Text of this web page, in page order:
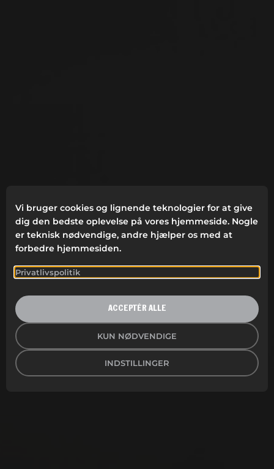
SUNDE MEDARBEJDERE ER
DET BEDSTE AKTIV
arbejdspladser. Al forskning peger på, at en
ergonomisk tilpasset arbejdsplads positivt påvirker
medarbejdernes velbefindende, sundhed og
effektivitet. Ved at forbedre arbejdsmiljøet kan
sygemeldinger og længerevarende rehabiliteringer
undgås. Som bonus får virksomheden gladere
Vi bruger cookies og lignende teknologier for at give
dig den bedste oplevelse på vores hjemmeside. Nogle
er teknisk nødvendige, andre hjælper os med at
forbedre hjemmesiden.
Privatlivspolitik
KUN NØDVENDIGE
INDSTILLINGER
ACCEPTÉR ALLE